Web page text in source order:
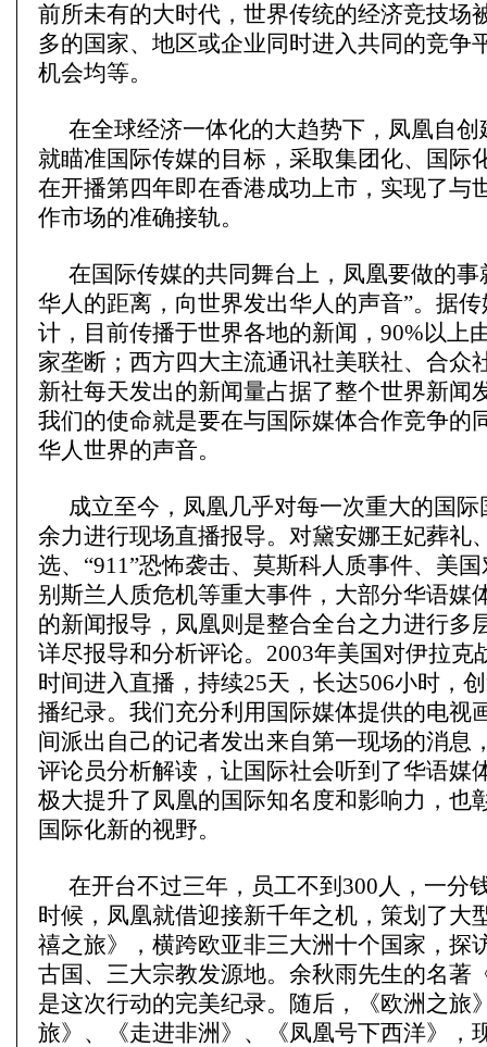
前所未有的大时代，世界传统的经济竞技场
多的国家、地区或企业同时进入共同的竞争
机会均等。
在全球经济一体化的大趋势下，凤凰自
就瞄准国际传媒的目标，采取集团化、国际
在开播第四年即在香港成功上市，实现了与
作市场的准确接轨。
在国际传媒的共同舞台上，凤凰要做的事
华人的距离，向世界发出华人的声音”。据
计，目前传播于世界各地的新闻，90%以上
家垄断；西方四大主流通讯社美联社、合众
新社每天发出的新闻量占据了整个世界新闻
我们的使命就是要在与国际媒体合作竞争的
华人世界的声音。
成立至今，凤凰几乎对每一次重大的国
余力进行现场直播报导。对黛安娜王妃葬礼
选、“911”恐怖袭击、莫斯科人质事件、美
别斯兰人质危机等重大事件，大部分华语媒
的新闻报导，凤凰则是整合全台之力进行多
详尽报导和分析评论。2003年美国对伊拉克
时间进入直播，持续25天，长达506小时，
播纪录。我们充分利用国际媒体提供的电视
间派出自己的记者发出来自第一现场的消息
评论员分析解读，让国际社会听到了华语媒
极大提升了凤凰的国际知名度和影响力，也
国际化新的视野。
在开台不过三年，员工不到300人，一分
时候，凤凰就借迎接新千年之机，策划了大
禧之旅》，横跨欧亚非三大洲十个国家，探
古国、三大宗教发源地。余秋雨先生的名著
是这次行动的完美纪录。随后，《欧洲之旅
旅》、《走进非洲》、《凤凰号下西洋》，